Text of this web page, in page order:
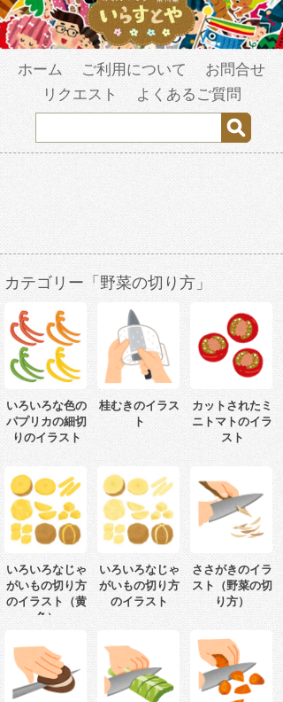
ホーム ご利用について
お問合せ
リクエスト
よくあるご質問
カテゴリー「野菜の切り方」
いろいろな色の
パプリカの細切
りのイラスト
桂むきのイラス
ト
カットされたミ
ニトマトのイラ
スト
いろいろなじゃ
がいもの切り方
のイラスト（黄
色）
いろいろなじゃ
がいもの切り方
のイラスト
ささがきのイラ
スト（野菜の切
り方）